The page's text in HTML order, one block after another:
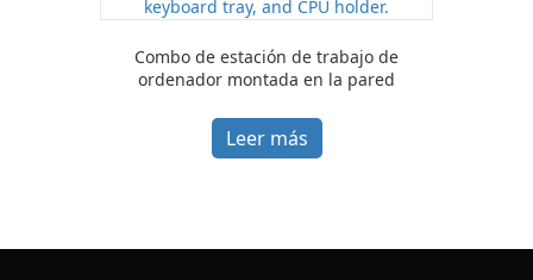
Combo de estación de trabajo de
ordenador montada en la pared
Leer más